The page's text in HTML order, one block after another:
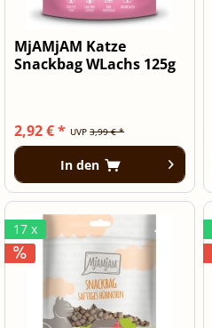
MjAMjAM Katze
Snackbag WLachs 125g
UVP3,99 € *
2,92 € *
In den
17 x